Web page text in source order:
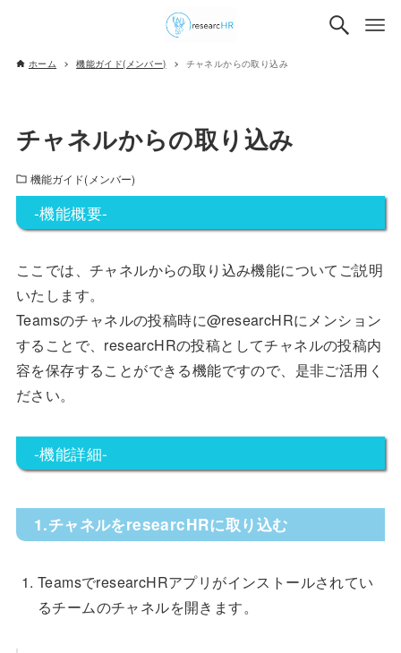
ホーム 機能ガイド(メンバー) チャネルからの取り込み
チャネルからの取り込み
機能ガイド(メンバー)
-機能概要-
ここでは、チャネルからの取り込み機能についてご説明
いたします。
Teamsのチャネルの投稿時に@researcHRにメンション
することで、researcHRの投稿としてチャネルの投稿内
容を保存することができる機能ですので、是非ご活用く
ださい。
-機能詳細-
1.チャネルをresearcHRに取り込む
TeamsでresearcHRアプリがインストールされてい
るチームのチャネルを開きます。